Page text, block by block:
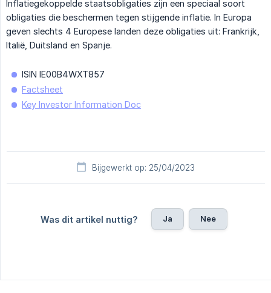
Inflatiegekoppelde staatsobligaties zijn een speciaal soort
obligaties die beschermen tegen stijgende inflatie. In Europa
geven slechts 4 Europese landen deze obligaties uit: Frankrijk,
Italië, Duitsland en Spanje.
ISIN IE00B4WXT857
Factsheet
Key Investor Information Doc
Bijgewerkt op: 25/04/2023
Was dit artikel nuttig? Ja Nee